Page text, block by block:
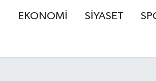
EKONOMİ SİYASET